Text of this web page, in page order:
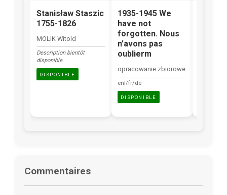
Stanisław Staszic
1755-1826
MOLIK Witold
Description bientôt
disponible.
DISPONIBLE
1935-1945 We
have not
forgotten. Nous
n’avons pas
oublierm
opracowanie zbiorowe
enl/fr/de
DISPONIBLE
Commentaires